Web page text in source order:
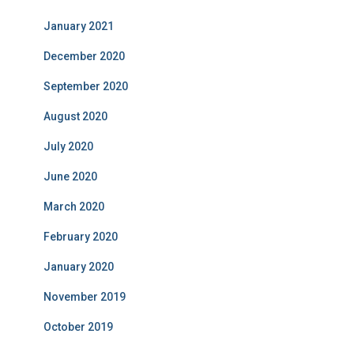
January 2021
December 2020
September 2020
August 2020
July 2020
June 2020
March 2020
February 2020
January 2020
November 2019
October 2019